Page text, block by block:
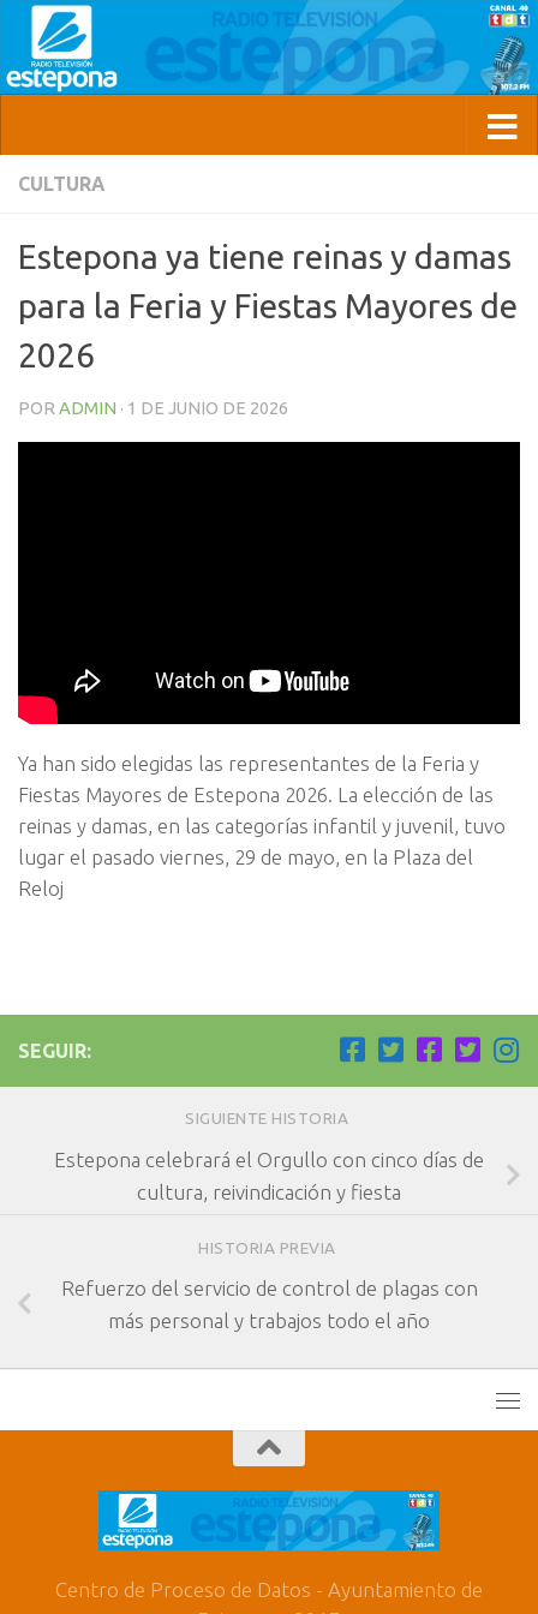
CULTURA
Estepona ya tiene reinas y damas
para la Feria y Fiestas Mayores de
2026
POR ADMIN · 1 DE JUNIO DE 2026
Ya han sido elegidas las representantes de la Feria y
Fiestas Mayores de Estepona 2026. La elección de las
reinas y damas, en las categorías infantil y juvenil, tuvo
lugar el pasado viernes, 29 de mayo, en la Plaza del
Reloj
SEGUIR:
SIGUIENTE HISTORIA
Estepona celebrará el Orgullo con cinco días de
cultura, reivindicación y fiesta
HISTORIA PREVIA
Refuerzo del servicio de control de plagas con
más personal y trabajos todo el año
Centro de Proceso de Datos - Ayuntamiento de